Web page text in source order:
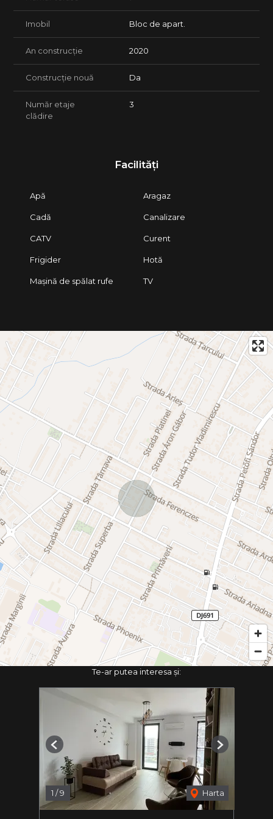
Imobil Bloc de apart.
An construcție 2020
Construcție nouă Da
Număr etaje
clădire
3
Facilități
Apă Aragaz
Cadă Canalizare
CATV Curent
Frigider Hotă
Mașină de spălat rufe TV
Te-ar putea interesa și:
1 /9 Harta
Previous Next